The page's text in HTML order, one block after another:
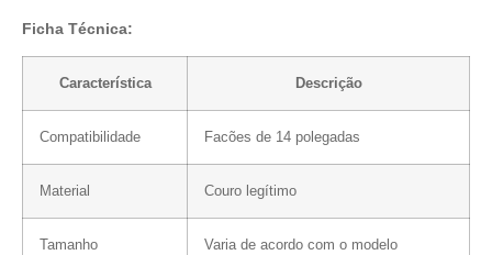
Ficha Técnica:
Característica Descrição
Compatibilidade Facões de 14 polegadas
Material Couro legítimo
Tamanho Varia de acordo com o modelo